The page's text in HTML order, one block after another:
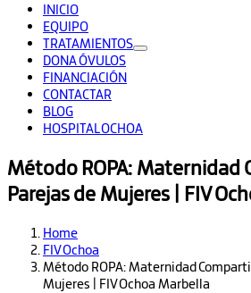
INICIO
EQUIPO
TRATAMIENTOS
DONA ÓVULOS
FINANCIACIÓN
CONTACTAR
BLOG
HOSPITAL OCHOA
Método ROPA: Maternidad
Parejas de Mujeres | FIV
Home
FIV Ochoa
Método ROPA: Maternidad
Mujeres | FIV Ochoa Marbella